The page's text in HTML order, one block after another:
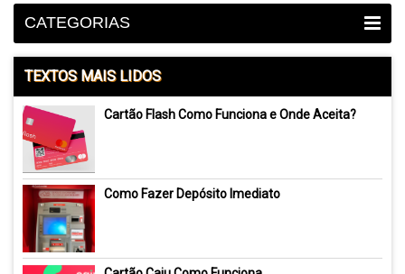
CATEGORIAS
TEXTOS MAIS LIDOS
Cartão Flash Como Funciona e Onde Aceita?
Como Fazer Depósito Imediato